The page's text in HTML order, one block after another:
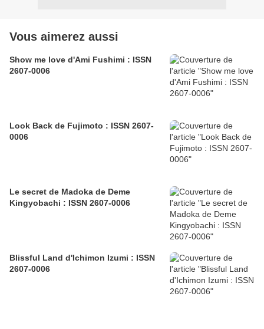
Vous aimerez aussi
Show me love d'Ami Fushimi : ISSN
2607-0006
Look Back de Fujimoto : ISSN 2607-
0006
Le secret de Madoka de Deme
Kingyobachi : ISSN 2607-0006
Blissful Land d'Ichimon Izumi : ISSN
2607-0006